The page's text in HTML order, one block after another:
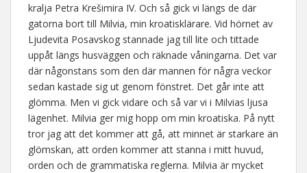
kralja Petra Krešimira IV. Och så gick vi längs de där
gatorna bort till Milvia, min kroatisklärare. Vid hörnet av
Ljudevita Posavskog stannade jag till lite och tittade
uppåt längs husväggen och räknade våningarna. Det var
där någonstans som den där mannen för några veckor
sedan kastade sig ut genom fönstret. Det går inte att
glömma. Men vi gick vidare och så var vi i Milvias ljusa
lägenhet. Milvia ger mig hopp om min kroatiska. På nytt
tror jag att det kommer att gå, att minnet är starkare än
glömskan, att orden kommer att stanna i mitt huvud,
orden och de grammatiska reglerna. Milvia är mycket